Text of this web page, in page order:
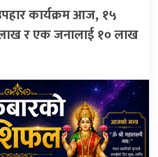
कार्यक्रम आज, १५
र एक जनालाई १० लाख